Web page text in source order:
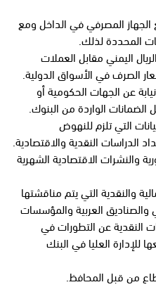
الجهاز المصرفي في الداخل ومع
المحددة لذلك.
اليمني مقابل العملات
الصرف في الأسواق الدولية.
عن الجهات الحكومية أو
الواردة من البنوك.
التي تلزم للنهوض
الدراسات النقدية والاقتصادية.
والنشرات الاقتصادية الشهرية
والنقدية التي يتم مناقشتها
العربية والمؤسسات
النقدية عن التطورات في
للإدارة العليا في البنك
من قبل المحافظ.